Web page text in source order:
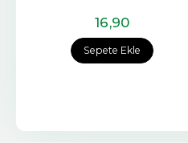
Sepete Ekle
16,90